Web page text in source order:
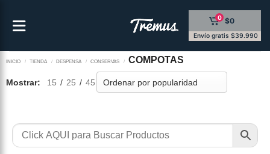
0 $0
Envío gratis $39.990
INICIO / TIENDA / DESPENSA / CONSERVAS / COMPOTAS
Mostrar: 15 / 25 / 45